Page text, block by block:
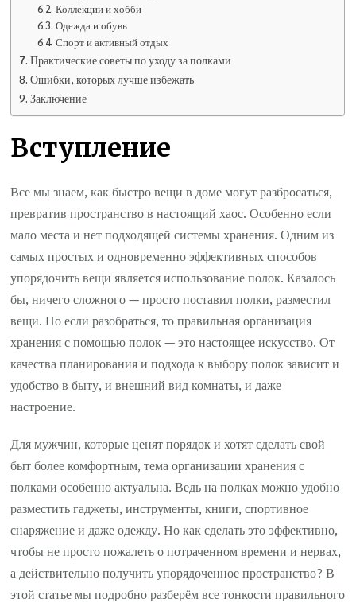
Коллекции и хобби
Одежда и обувь
Спорт и активный отдых
Практические советы по уходу за полками
Ошибки, которых лучше избежать
Заключение
Вступление
Все мы знаем, как быстро вещи в доме могут разбросаться,
превратив пространство в настоящий хаос. Особенно если
мало места и нет подходящей системы хранения. Одним из
самых простых и одновременно эффективных способов
упорядочить вещи является использование полок. Казалось
бы, ничего сложного — просто поставил полки, разместил
вещи. Но если разобраться, то правильная организация
хранения с помощью полок — это настоящее искусство. От
качества планирования и подхода к выбору полок зависит и
удобство в быту, и внешний вид комнаты, и даже
настроение.
Для мужчин, которые ценят порядок и хотят сделать свой
быт более комфортным, тема организации хранения с
полками особенно актуальна. Ведь на полках можно удобно
разместить гаджеты, инструменты, книги, спортивное
снаряжение и даже одежду. Но как сделать это эффективно,
чтобы не просто пожалеть о потраченном времени и нервах,
а действительно получить упорядоченное пространство? В
этой статье мы подробно разберём все тонкости правильного